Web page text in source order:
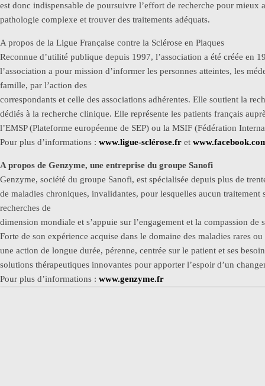
est donc indispensable de poursuivre l’effort de recherche pour mieux
pathologie complexe et trouver des traitements adéquats.
A propos de la Ligue Française contre la Sclérose en Plaques
Reconnue d’utilité publique depuis 1997, l’association a été créée
l’association a pour mission d’informer les personnes atteintes, les
famille, par l’action des
correspondants et celle des associations adhérentes. Elle soutient la
dédiés à la recherche clinique. Elle représente les patients français
l’EMSP (Plateforme européenne de SEP) ou la MSIF (Fédération
Pour plus d’informations : www.ligue-sclérose.fr et
A propos de Genzyme, une entreprise du groupe Sanofi
Genzyme, société du groupe Sanofi, est spécialisée depuis plus de
de maladies chroniques, invalidantes, pour lesquelles aucun traitement
recherches de
dimension mondiale et s’appuie sur l’engagement et la compassion de
Forte de son expérience acquise dans le domaine des maladies rares
une action de longue durée, pérenne, centrée sur le patient et ses
solutions thérapeutiques innovantes pour apporter l’espoir d’un
Pour plus d’informations : www.genzyme.fr